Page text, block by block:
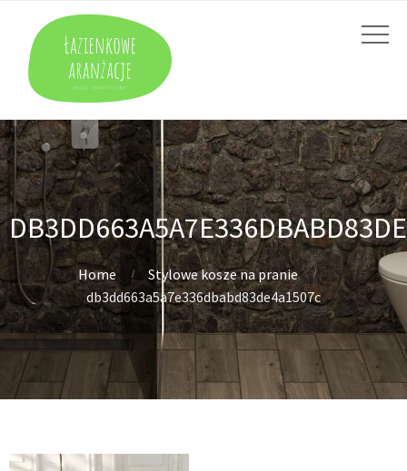
Home
Stylowe kosze na pranie
db3dd663a5a7e336dbabd83de4a1507c